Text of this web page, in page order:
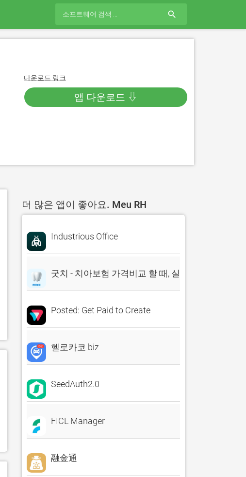
search
다운로드 링크
앱 다운로드 ⇩
더 많은 앱이 좋아요. Meu RH
Industrious Office
굿치 - 치아보험 가격비교 할 때, 실시간 비교견적 앱
Posted: Get Paid to Create
헬로카코 biz
SeedAuth2.0
FICL Manager
融金通